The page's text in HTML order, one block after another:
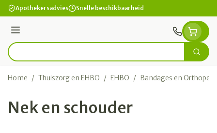
Ga naar de inhoud
Apothekersadvies Snelle beschikbaarheid
Menu
Product, merk, categorie... Zoek
Home / Thuiszorg en EHBO / EHBO / Bandages en
Nek en schouder